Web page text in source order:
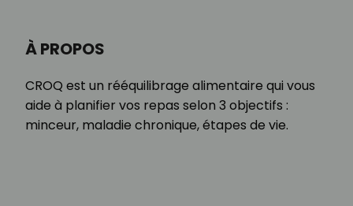
À PROPOS
CROQ est un rééquilibrage alimentaire qui vous
aide à planifier vos repas selon 3 objectifs :
minceur, maladie chronique, étapes de vie.